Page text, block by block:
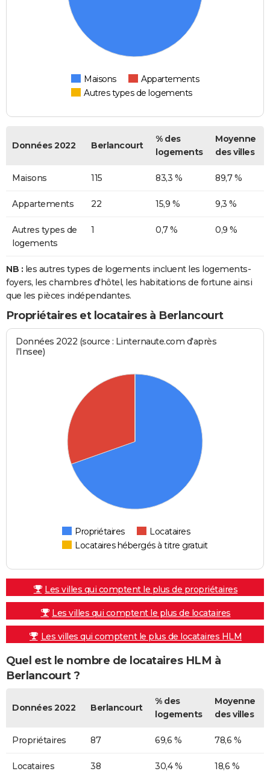
Maisons
Appartements
Autres types de logements
Données 2022 Berlancourt
% des
logements
Moyenne
des villes
Maisons 115 83,3 % 89,7 %
Appartements 22 15,9 % 9,3 %
Autres types de
logements
1 0,7 % 0,9 %
NB : les autres types de logements incluent les logements-
foyers, les chambres d'hôtel, les habitations de fortune ainsi
que les pièces indépendantes.
Propriétaires et locataires à Berlancourt
Données 2022 (source : Linternaute.com d'après
l'Insee)
Propriétaires
Locataires
Locataires hébergés à titre gratuit
Les villes qui comptent le plus de propriétaires
Les villes qui comptent le plus de locataires
Les villes qui comptent le plus de locataires HLM
Quel est le nombre de locataires HLM à
Berlancourt ?
Données 2022 Berlancourt
% des
logements
Moyenne
des villes
Propriétaires 87 69,6 % 78,6 %
Locataires 38 30,4 % 18,6 %